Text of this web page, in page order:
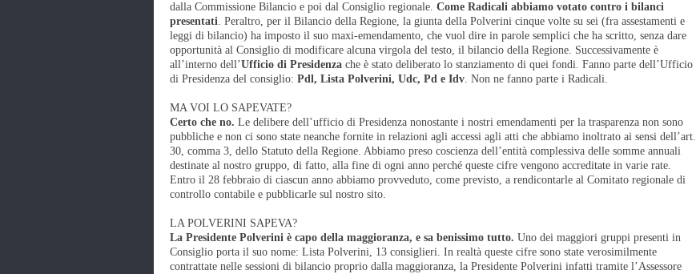
dalla Commissione Bilancio e poi dal Consiglio regionale. Come Radicali abbiamo votato contro i bilanci
presentati. Peraltro, per il Bilancio della Regione, la giunta della Polverini cinque volte su sei (fra assestamenti e
leggi di bilancio) ha imposto il suo maxi-emendamento, che vuol dire in parole semplici che ha scritto, senza dare
opportunità al Consiglio di modificare alcuna virgola del testo, il bilancio della Regione. Successivamente è
all’interno dell’Ufficio di Presidenza che è stato deliberato lo stanziamento di quei fondi. Fanno parte dell’Ufficio
di Presidenza del consiglio: Pdl, Lista Polverini, Udc, Pd e Idv. Non ne fanno parte i Radicali.
MA VOI LO SAPEVATE?
Certo che no. Le delibere dell’ufficio di Presidenza nonostante i nostri emendamenti per la trasparenza non sono
pubbliche e non ci sono state neanche fornite in relazioni agli accessi agli atti che abbiamo inoltrato ai sensi dell’art.
30, comma 3, dello Statuto della Regione. Abbiamo preso coscienza dell’entità complessiva delle somme annuali
destinate al nostro gruppo, di fatto, alla fine di ogni anno perché queste cifre vengono accreditate in varie rate.
Entro il 28 febbraio di ciascun anno abbiamo provveduto, come previsto, a rendicontarle al Comitato regionale di
controllo contabile e pubblicarle sul nostro sito.
LA POLVERINI SAPEVA?
La Presidente Polverini è capo della maggioranza, e sa benissimo tutto. Uno dei maggiori gruppi presenti in
Consiglio porta il suo nome: Lista Polverini, 13 consiglieri. In realtà queste cifre sono state verosimilmente
contrattate nelle sessioni di bilancio proprio dalla maggioranza, la Presidente Polverini infatti tramite l’Assessore